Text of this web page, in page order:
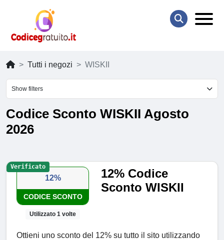
Tutti i negozi WISKII
Show filters
Codice Sconto WISKII Agosto
2026
12%
CODICE SCONTO
Utilizzato 1 volte
12% Codice
Sconto WISKII
Ottieni uno sconto del 12% su tutto il sito utilizzando
Verificato